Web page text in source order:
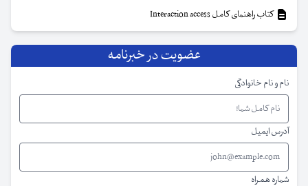
کتاب راهنمای کامل Interaction access
عضویت در خبرنامه
نام و نام خانوادگی
آدرس ایمیل
شماره همراه